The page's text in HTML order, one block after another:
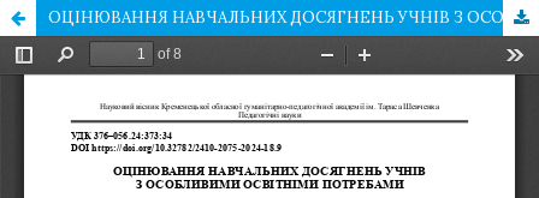
ОЦІНЮВАННЯ НАВЧАЛЬНИХ ДОСЯГНЕНЬ УЧНІВ З ОСОБЛИВИМИ ОСВІТНІМИ ПОТРЕБАМИ